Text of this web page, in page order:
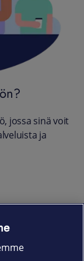
jossa sinä voit
ja